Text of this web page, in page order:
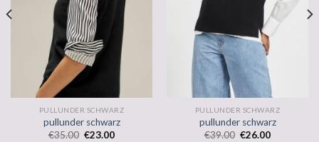
PULLUNDER SCHWARZ
pullunder schwarz
€35.00 €23.00
PULLUNDER SCHWARZ
pullunder schwarz
€39.00 €26.00